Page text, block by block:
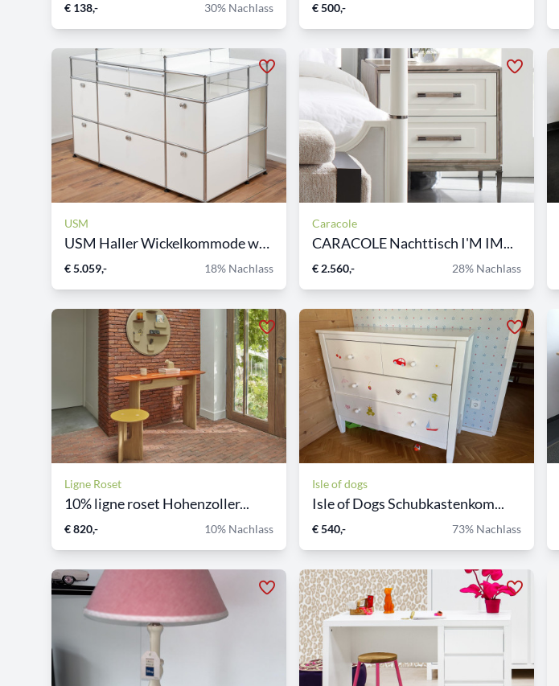
€ 138,- 30% Nachlass € 500,-
USM
USM Haller Wickelkommode we...
€ 5.059,- 18% Nachlass
Caracole
CARACOLE Nachttisch I'M IM...
€ 2.560,- 28% Nachlass
Ligne Roset
10% ligne roset Hohenzoller...
€ 820,- 10% Nachlass
Isle of dogs
Isle of Dogs Schubkastenkom...
€ 540,- 73% Nachlass